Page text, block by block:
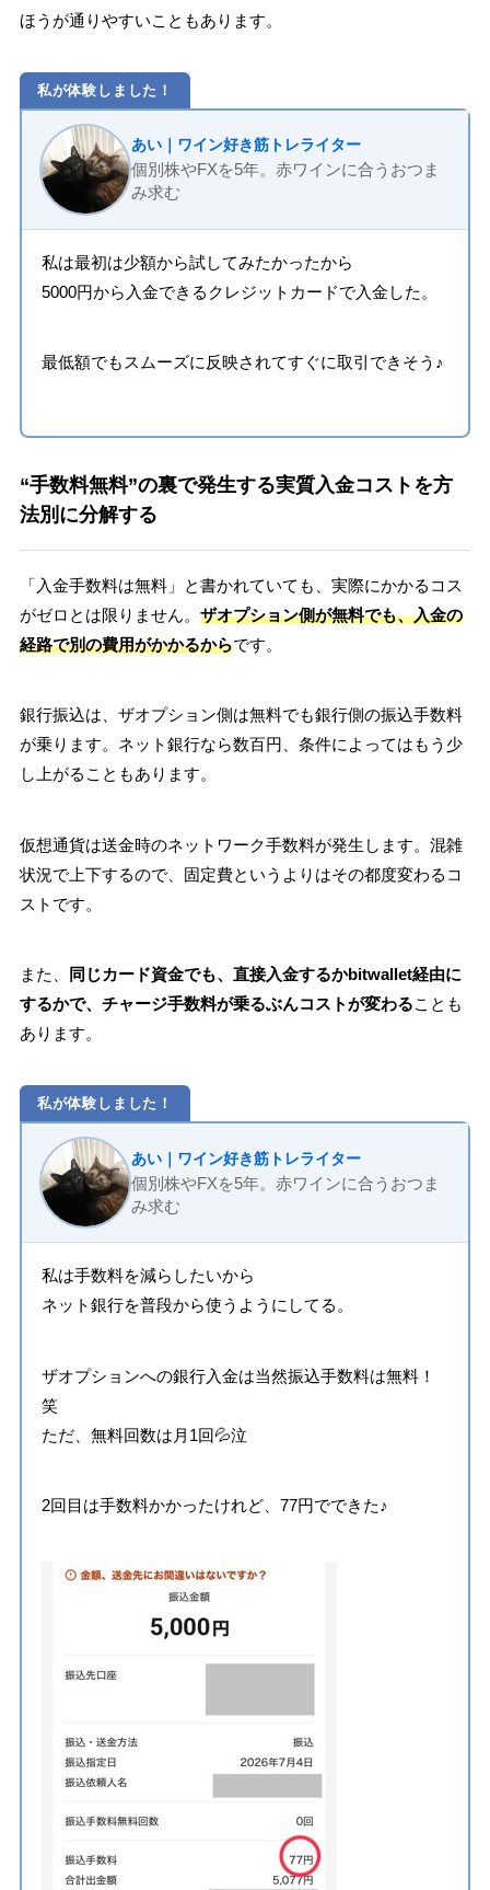
ほうが通りやすいこともあります。
私が体験しました！
あい｜ワイン好き筋トレライター
個別株やFXを5年。赤ワインに合うおつま
み求む
私は最初は少額から試してみたかったから
5000円から入金できるクレジットカードで入金した。
最低額でもスムーズに反映されてすぐに取引できそう♪
“手数料無料”の裏で発生する実質入金コストを方
法別に分解する
「入金手数料は無料」と書かれていても、実際にかかるコス
がゼロとは限りません。 ザオプション側が無料でも、入金の
経路で別の費用がかかるからです。
銀行振込は、ザオプション側は無料でも銀行側の振込手数料
が乗ります。ネット銀行なら数百円、条件によってはもう少
し上がることもあります。
仮想通貨は送金時のネットワーク手数料が発生します。混雑
状況で上下するので、固定費というよりはその都度変わるコ
ストです。
また、
同じカード資金でも、直接入金するかbitwallet経由に
するかで、チャージ手数料が乗るぶんコストが変わることも
あります。
私が体験しました！
あい｜ワイン好き筋トレライター
個別株やFXを5年。赤ワインに合うおつま
み求む
私は手数料を減らしたいから
ネット銀行を普段から使うようにしてる。
ザオプションへの銀行入金は当然振込手数料は無料！
笑
ただ、無料回数は月1回💦泣
2回目は手数料かかったけれど、77円でできた♪